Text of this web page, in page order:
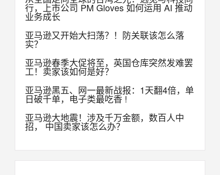
行，上市公司 PM Gloves 如何运用 AI 推动
业务成长
亚马逊又开始大扫荡？！防关联该怎么落
实？
亚马逊春季大促将至，英国仓库突然发难罢
工！卖家该如何是好？
亚马逊黑五、网一最新战报：1天翻4倍，单
日破千单，电子类最吃香 !
亚马逊大地震！涉及千万金额，数百人中
招， 中国卖家该怎么办？